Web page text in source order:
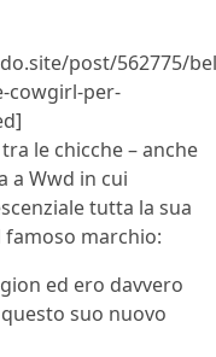
post/562775/
cowgirl-per-
le chicche – anche
a Wwd in cui
tutta la sua
marchio:
ed ero davvero
suo nuovo